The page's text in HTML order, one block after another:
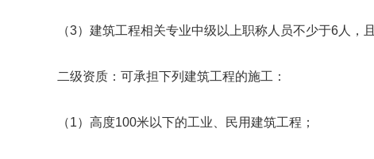
（3）建筑工程相关专业中级以上职称人员不少于6人，
二级资质：可承担下列建筑工程的施工：
（1）高度100米以下的工业、民用建筑工程；